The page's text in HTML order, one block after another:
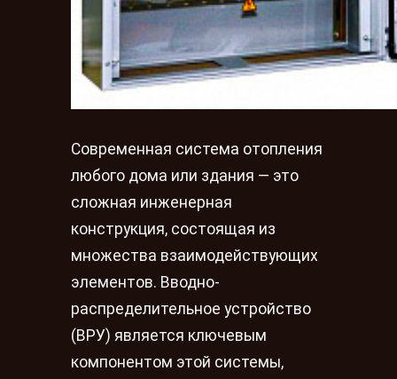
Современная система отопления
любого дома или здания — это
сложная инженерная
конструкция, состоящая из
множества взаимодействующих
элементов. Вводно-
распределительное устройство
(ВРУ) является ключевым
компонентом этой системы,